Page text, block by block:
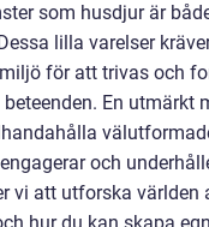
som husdjur är
lilla varelser
för att trivas och
En utmärkt
och
vi att utforska världen